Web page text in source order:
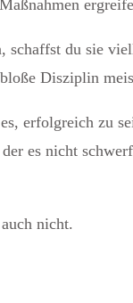
du sie
Disziplin
erfolgreich zu
es nicht
nicht.